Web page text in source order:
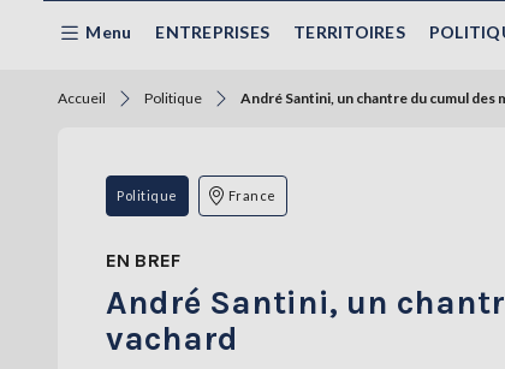
Menu ENTREPRISES TERRITOIRES
Accueil Politique André Santini, un chantre du cumul des
Politique France
EN BREF
André Santini, un
vachard